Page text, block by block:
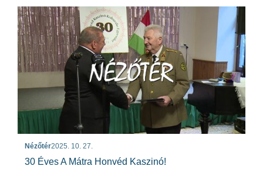
Nézőtér2025. 10. 27.
30 Éves A Mátra Honvéd Kaszinó!